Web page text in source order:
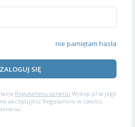
nie pamiętam hasła
ZALOGUJ SIĘ
Regulaminu serwisu Wykop.pl w jego
akceptujesz Regulaminu w całości,